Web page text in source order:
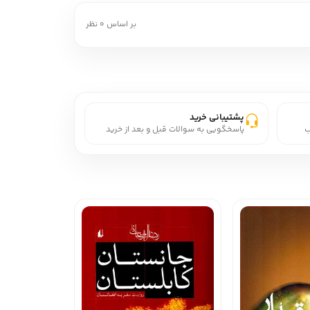
بر اساس 0 نظر
پشتیبانی خرید
پاسخگویی به سوالات قبل و بعد از خرید